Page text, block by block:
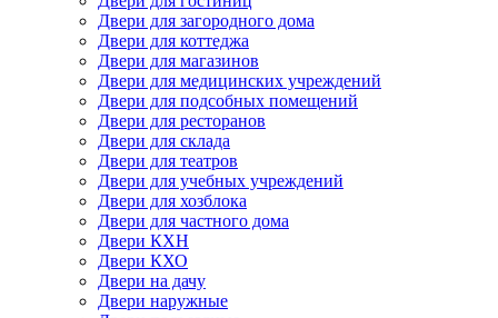
Двери для загородного дома
Двери для коттеджа
Двери для магазинов
Двери для медицинских учреждений
Двери для подсобных помещений
Двери для ресторанов
Двери для склада
Двери для театров
Двери для учебных учреждений
Двери для хозблока
Двери для частного дома
Двери КХН
Двери КХО
Двери на дачу
Двери наружные